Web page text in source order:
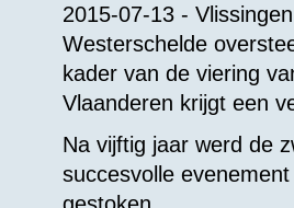
2015-07-13 -
Westerschelde
kader van de viering
Vlaanderen krijgt een
Na vijftig jaar werd de
succesvolle